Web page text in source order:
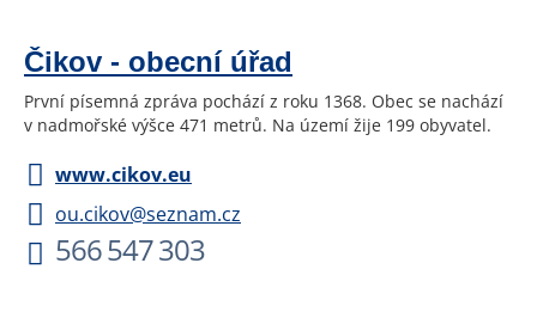
Čikov - obecní úřad
První písemná zpráva pochází z roku 1368. Obec se nachází
v nadmořské výšce 471 metrů. Na území žije 199 obyvatel.
www.cikov.eu
ou.cikov@seznam.cz
566 547 303